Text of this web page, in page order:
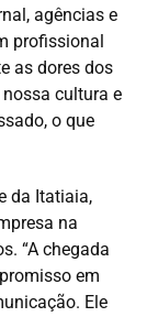
agências e
profissional
as dores dos
cultura e
o que
da Itatiaia,
na
“A chegada
em
Ele